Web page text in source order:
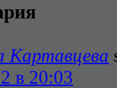
Картавцева
в 20:03